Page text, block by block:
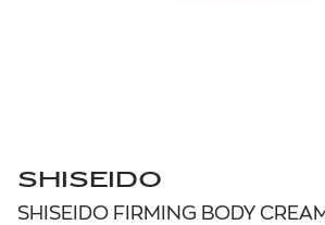
SHISEIDO
SHISEIDO FIRMING BODY